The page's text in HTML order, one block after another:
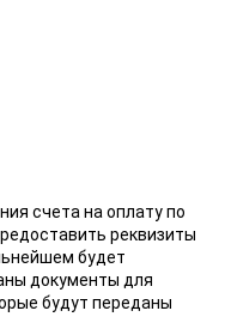
счета на оплату по
реквизиты
будет
документы для
будут переданы